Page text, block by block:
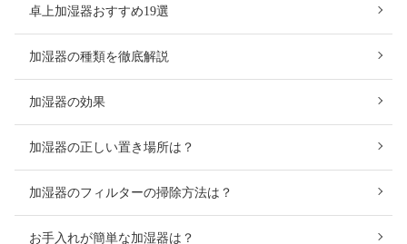
卓上加湿器おすすめ19選
加湿器の種類を徹底解説
加湿器の効果
加湿器の正しい置き場所は？
加湿器のフィルターの掃除方法は？
お手入れが簡単な加湿器は？